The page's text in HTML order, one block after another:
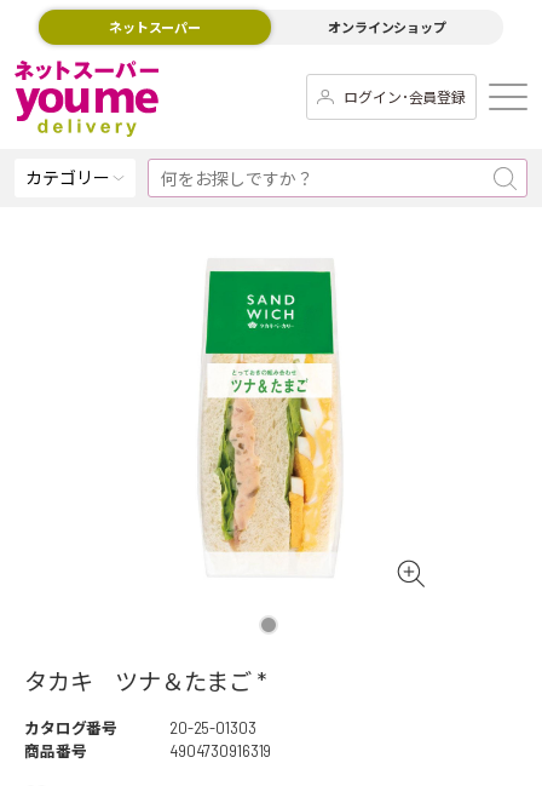
ネットスーパー オンラインショップ
ログイン･会員登録
カテゴリー
タカキ ツナ＆たまご *
カタログ番号
20-25-01303
商品番号
4904730916319